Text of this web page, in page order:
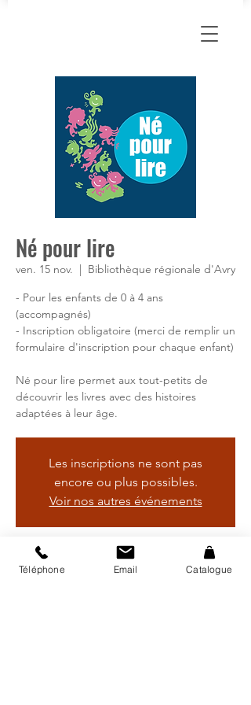
Né pour lire
ven. 15 nov.
  |
Bibliothèque régionale d'Avry
- Pour les enfants de 0 à 4 ans
(accompagnés)
- Inscription obligatoire (merci de remplir un
formulaire d'inscription pour chaque enfant)
Né pour lire permet aux tout-petits de
découvrir les livres avec des histoires
adaptées à leur âge.
Les inscriptions ne sont pas
encore ou plus possibles.
Voir nos autres événements
Heure et lieu
Téléphone Email Catalogue